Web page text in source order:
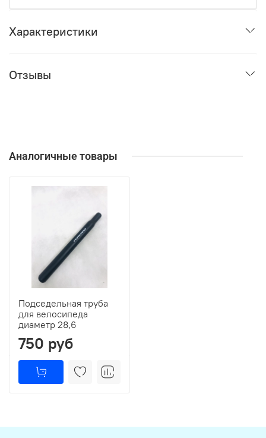
Характеристики
Отзывы
Аналогичные товары
Подседельная труба
для велосипеда
диаметр 28,6
750 руб